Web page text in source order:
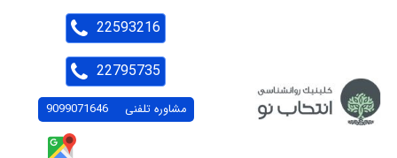
مشاوره تلفنی 9099071646
22593216
22795735